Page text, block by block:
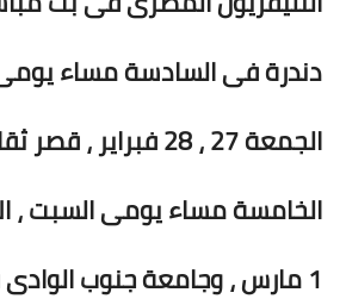
دندرة فى السادسة مساء
الجمعة 27 ، 28 فبراير
1 مارس ، وجامعة جنوب